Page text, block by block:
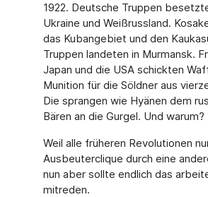
1922. Deutsche Truppen
Ukraine und Weißrussland.
das Kubangebiet und den
Truppen landeten in Murmansk.
Japan und die USA schickten
Munition für die Söldner aus
Die sprangen wie Hyänen dem
Bären an die Gurgel. Und warum?
Weil alle früheren Revolutionen
Ausbeuterclique durch eine
nun aber sollte endlich das
mitreden.